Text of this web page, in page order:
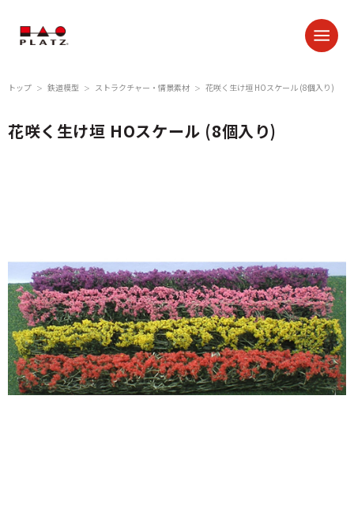
トップ ＞ 鉄道模型 ＞ ストラクチャー・情景素材 ＞ 花咲く生け垣 HOスケール (8個入り)
花咲く生け垣 HOスケール (8個入り)